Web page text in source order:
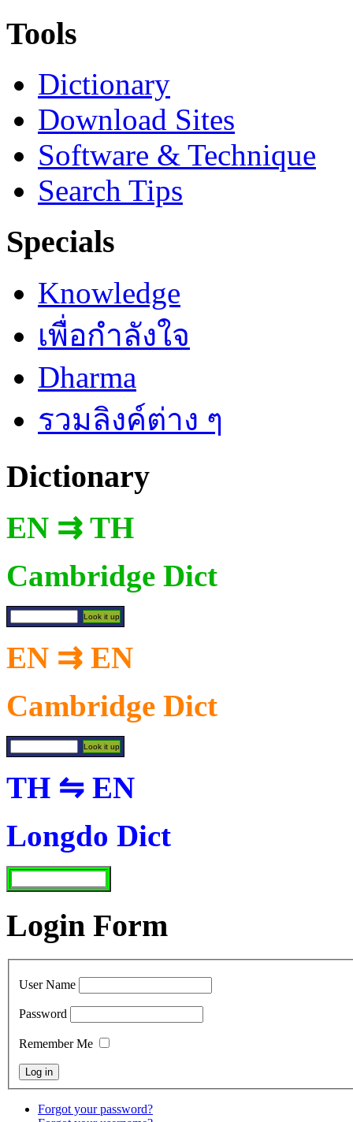
Tools
Dictionary
Download Sites
Software & Technique
Search Tips
Specials
Knowledge
เพื่อกำลังใจ
Dharma
รวมลิงค์ต่าง ๆ
Dictionary
EN ⇉ TH
Cambridge Dict
EN ⇉ EN
Cambridge Dict
TH ⇋ EN
Longdo Dict
Login Form
User Name
Password
Remember Me
Forgot your password?